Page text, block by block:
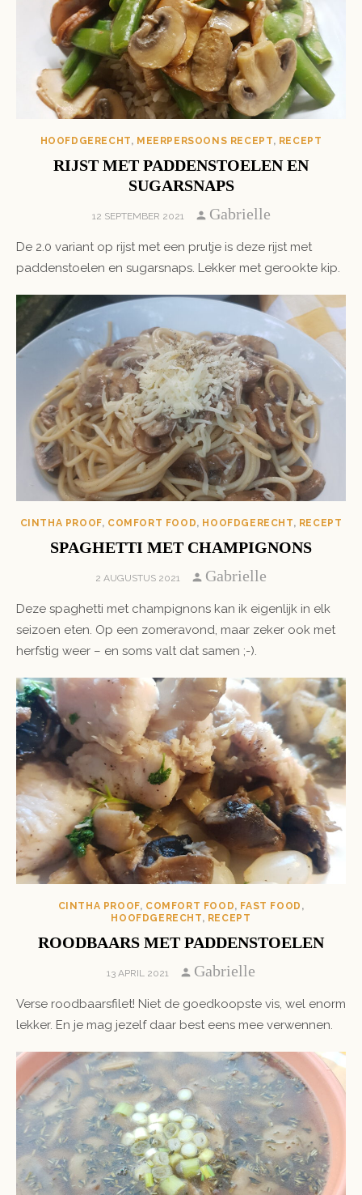
HOOFDGERECHT, MEERPERSOONS RECEPT, RECEPT
RIJST MET PADDENSTOELEN EN
SUGARSNAPS
POSTED
12 SEPTEMBER 2021 Author
Gabrielle
De 2.0 variant op rijst met een prutje is deze rijst met
paddenstoelen en sugarsnaps. Lekker met gerookte kip.
CINTHA PROOF, COMFORT FOOD, HOOFDGERECHT, RECEPT
SPAGHETTI MET CHAMPIGNONS
POSTED
2 AUGUSTUS 2021 Author
Gabrielle
Deze spaghetti met champignons kan ik eigenlijk in elk
seizoen eten. Op een zomeravond, maar zeker ook met
herfstig weer – en soms valt dat samen ;-).
CINTHA PROOF, COMFORT FOOD, FAST FOOD ,
HOOFDGERECHT, RECEPT
ROODBAARS MET PADDENSTOELEN
POSTED
13 APRIL 2021 Author
Gabrielle
Verse roodbaarsfilet! Niet de goedkoopste vis, wel enorm
lekker. En je mag jezelf daar best eens mee verwennen.